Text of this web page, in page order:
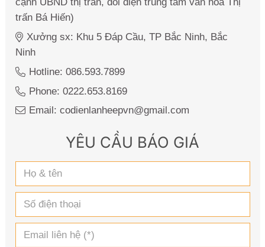
trấn Bá Hiến)
Xưởng sx: Khu 5 Đáp Cầu, TP Bắc Ninh, Bắc
Ninh
Hotline: 086.593.7899
Phone: 0222.653.8169
Email: codienlanheepvn@gmail.com
YÊU CẦU BÁO GIÁ